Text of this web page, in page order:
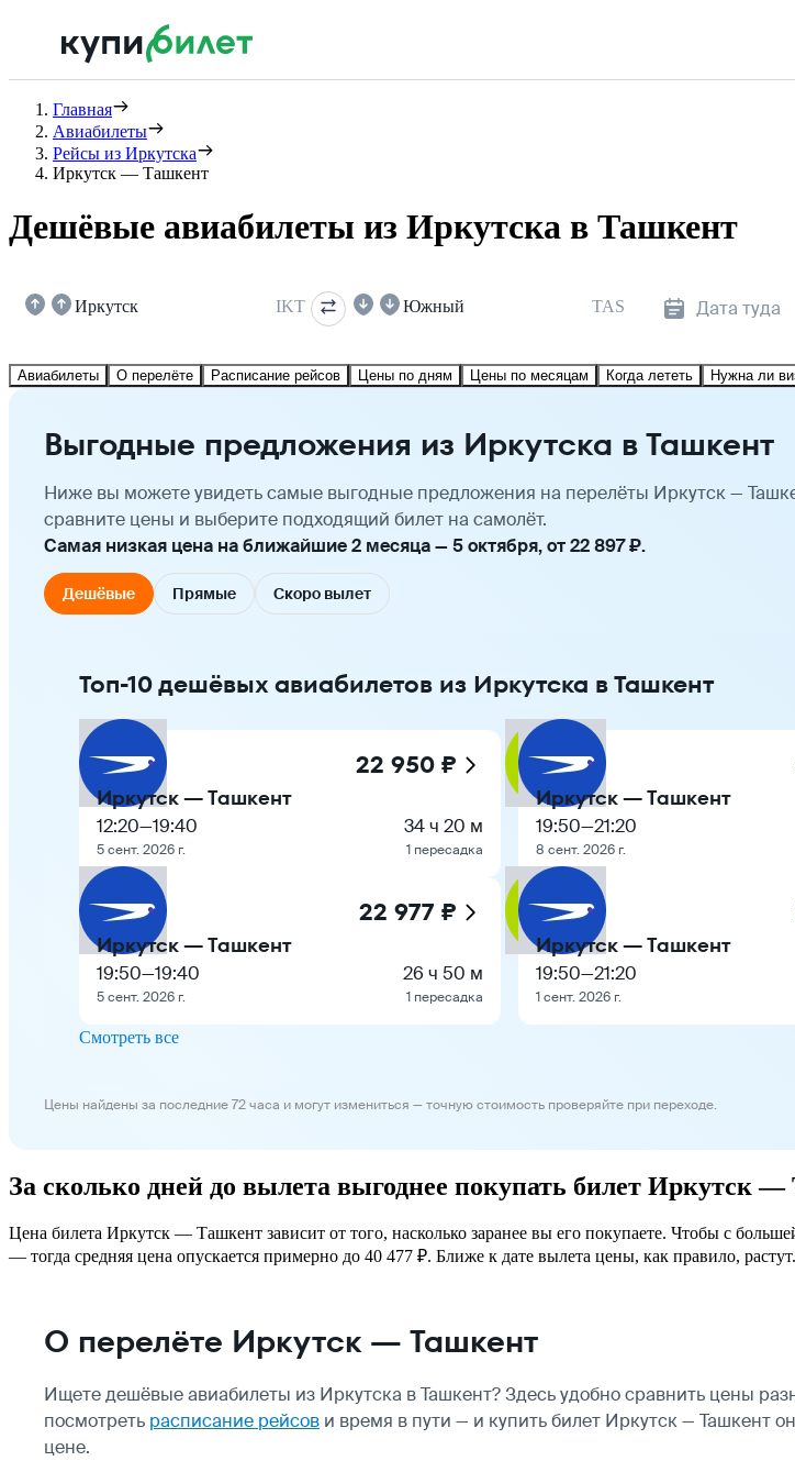
Главная
Авиабилеты
Рейсы из Иркутска
Иркутск — Ташкент
Дешёвые авиабилеты из Иркутска в Ташкент
Иркутск IKT Южный TAS Дата туда
Авиабилеты О перелёте Расписание рейсов Цены по дням Цены по месяцам Когда лететь Нужна ли
Выгодные предложения из Иркутска в Ташкент
Ниже вы можете увидеть самые выгодные предложения на перелёты Иркутск —
сравните цены и выберите подходящий билет на самолёт.
Самая низкая цена на ближайшие 2 месяца — 5 октября, от 22 897 ₽.
Дешёвые Прямые Скоро вылет
Топ-10 дешёвых авиабилетов из Иркутска в Ташкент
22 950 ₽
Иркутск — Ташкент
12:20—19:40
5 сент. 2026 г.
34 ч 20 м
1 пересадка
22 977 ₽
Иркутск — Ташкент
19:50—19:40
5 сент. 2026 г.
26 ч 50 м
1 пересадка
Иркутск — Ташкент
19:50—21:20
8 сент. 2026 г.
Иркутск — Ташкент
19:50—21:20
1 сент. 2026 г.
Смотреть все
Цены найдены за последние 72 часа и могут измениться — точную стоимость проверяйте при переходе.
За сколько дней до вылета выгоднее покупать билет Иркутск
Цена билета Иркутск — Ташкент зависит от того, насколько заранее вы его покупаете. Чтобы с
— тогда средняя цена опускается примерно до 40 477 ₽. Ближе к дате вылета цены, как правило, растут.
О перелёте Иркутск — Ташкент
Ищете дешёвые авиабилеты из Иркутска в Ташкент? Здесь удобно сравнить цены
посмотреть расписание рейсов и время в пути — и купить билет Иркутск — Ташкент
цене.